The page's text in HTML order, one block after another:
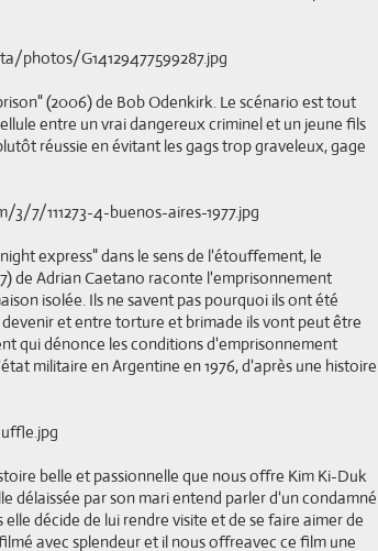
(2006) de Bob Odenkirk. Le scénario est tout
entre un vrai dangereux criminel et un jeune fils
réussie en évitant les gags trop graveleux, gage
express" dans le sens de l'étouffement, le
de Adrian Caetano raconte l'emprisonnement
isolée. Ils ne savent pas pourquoi ils ont été
et entre torture et brimade ils vont peut être
qui dénonce les conditions d'emprisonnement
militaire en Argentine en 1976, d'après une histoire
belle et passionnelle que nous offre Kim Ki-Duk
délaissée par son mari entend parler d'un condamné
décide de lui rendre visite et de se faire aimer de
avec splendeur et il nous offreavec ce film une